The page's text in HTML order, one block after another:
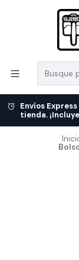
Envíos
tienda.